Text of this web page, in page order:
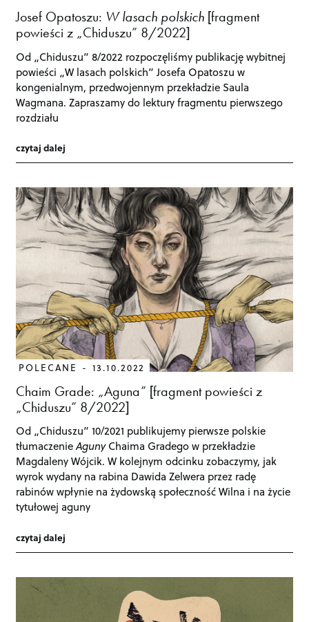
Josef Opatoszu: W lasach polskich [fragment
powieści z „Chiduszu” 8/2022]
Od „Chiduszu” 8/2022 rozpoczęliśmy publikację wybitnej
powieści „W lasach polskich” Josefa Opatoszu w
kongenialnym, przedwojennym przekładzie Saula
Wagmana. Zapraszamy do lektury fragmentu pierwszego
rozdziału
czytaj dalej
POLECANE 13.10.2022
Chaim Grade: „Aguna” [fragment powieści z
„Chiduszu” 8/2022]
Od „Chiduszu” 10/2021 publikujemy pierwsze polskie
tłumaczenieAgunyChaima Gradego w przekładzie
Magdaleny Wójcik. W kolejnym odcinku zobaczymy, jak
wyrok wydany na rabina Dawida Zelwera przez radę
rabinów wpłynie na żydowską społeczność Wilna i na życie
tytułowej aguny
czytaj dalej